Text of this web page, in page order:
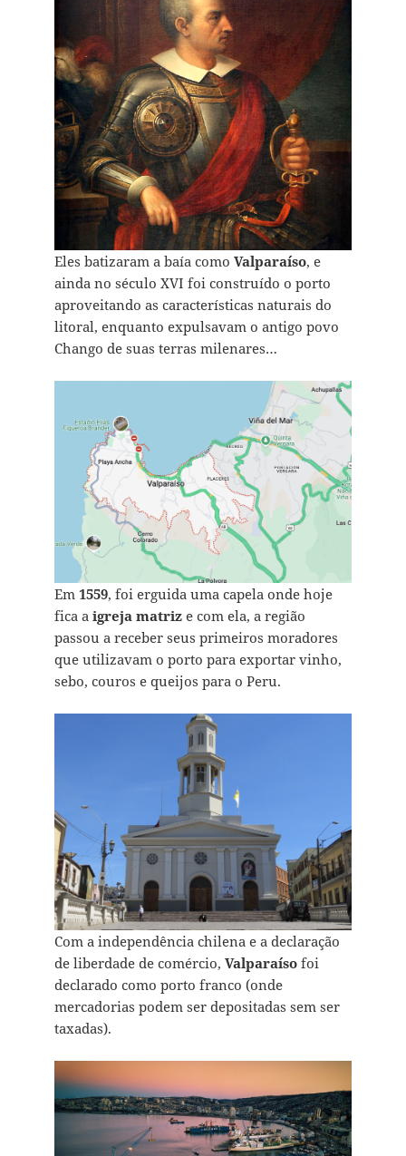
Eles batizaram a baía como Valparaíso, e
ainda no século XVI foi construído o porto
aproveitando as características naturais do
litoral, enquanto expulsavam o antigo povo
Chango de suas terras milenares…
Em 1559, foi erguida uma capela onde hoje
fica aigreja matrize com ela, a região
passou a receber seus primeiros moradores
que utilizavam o porto para exportar vinho,
sebo, couros e queijos para o Peru.
Com a independência chilena e a declaração
de liberdade de comércio, Valparaísofoi
declarado como porto franco (onde
mercadorias podem ser depositadas sem ser
taxadas).